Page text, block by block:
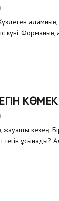
адамның
күні.
КӨМЕК
жауапты кезең.
тегін ұсынады?